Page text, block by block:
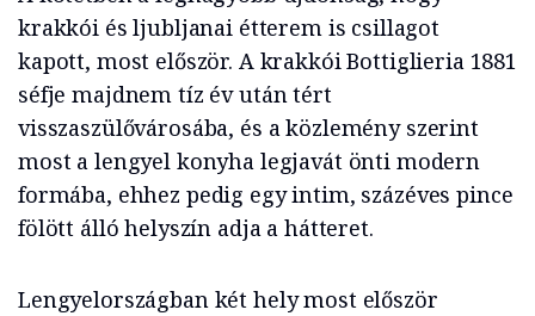
krakkói és ljubljanai étterem is csillagot
kapott, most először. A krakkói Bottiglieria 1881
séfje majdnem tíz év után tért
visszaszülővárosába, és a közlemény szerint
most a lengyel konyha legjavát önti modern
formába, ehhez pedig egy intim, százéves pince
fölött álló helyszín adja a hátteret.
Lengyelországban két hely most először